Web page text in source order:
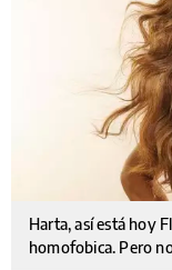
Harta, así está hoy
homofobica. Pero